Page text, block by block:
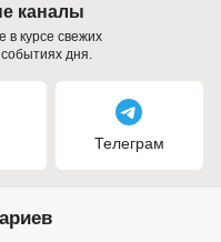
каналы
в курсе свежих
дня.
Телеграм